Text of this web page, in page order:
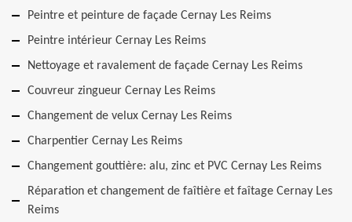
Peintre et peinture de façade Cernay Les Reims
Peintre intérieur Cernay Les Reims
Nettoyage et ravalement de façade Cernay Les Reims
Couvreur zingueur Cernay Les Reims
Changement de velux Cernay Les Reims
Charpentier Cernay Les Reims
Changement gouttière: alu, zinc et PVC Cernay Les Reims
Réparation et changement de faîtière et faîtage Cernay Les
Reims